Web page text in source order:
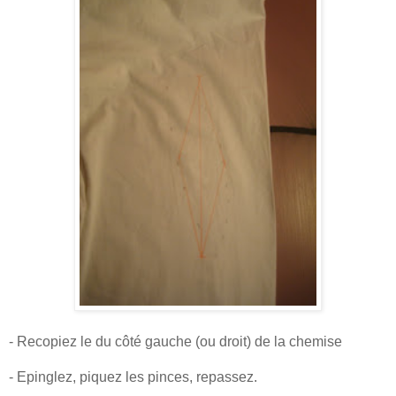
- Recopiez le du côté gauche (ou droit) de la chemise
- Epinglez, piquez les pinces, repassez.